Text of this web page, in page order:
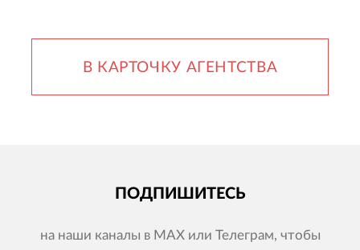
В КАРТОЧКУ АГЕНТСТВА
ПОДПИШИТЕСЬ
на наши каналы в MAX или Телеграм, чтобы